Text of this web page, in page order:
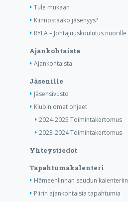
Tule mukaan
Kiinnostaako jäsenyys?
RYLA – Johtajuuskoulutus nuorille
Ajankohtaista
Ajankohtaista
Jäsenille
Jäsensivusto
Klubin omat ohjeet
2024-2025 Toimintakertomus
2023-2024 Toimintakertomus
Yhteystiedot
Tapahtumakalenteri
Hämeenlinnan seudun kalenteriin
Piirin ajankohtaisia tapahtumia